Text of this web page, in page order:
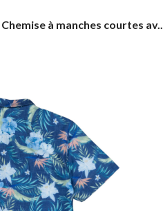
Chemise
intégral
pour
hommes,
Silver
Chemise à manches courtes